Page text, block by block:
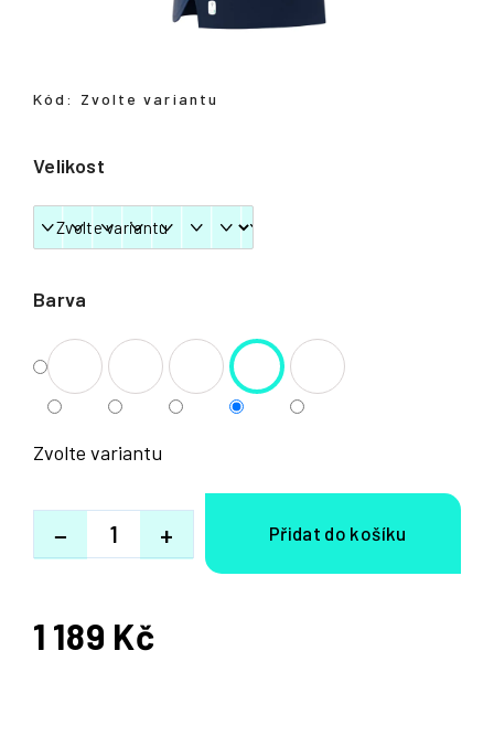
Barva
Velikost
Zvolte variantu
+
−
Kód: Zvolte variantu
1 189 Kč
Měrná